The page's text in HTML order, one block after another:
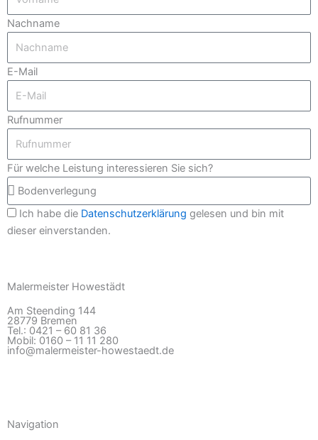
Nachname
E-Mail
Rufnummer
Für welche Leistung interessieren Sie sich?
Ich habe die Datenschutzerklärung gelesen und bin mit
dieser einverstanden.
Malermeister Howestädt
Am Steending 144
28779 Bremen
Tel.: 0421 – 60 81 36
Mobil: 0160 – 11 11 280
info@malermeister-howestaedt.de
Navigation